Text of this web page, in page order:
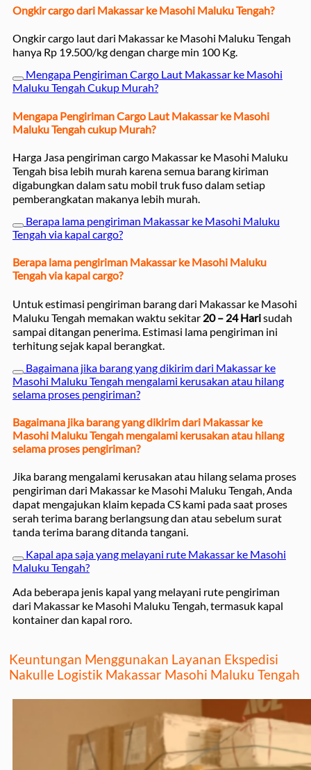
Ongkir cargo dari Makassar ke Masohi Maluku Tengah?
Ongkir cargo laut dari Makassar ke Masohi Maluku Tengah
hanya Rp 19.500/kg dengan charge min 100 Kg.
Mengapa Pengiriman Cargo Laut Makassar ke Masohi
Maluku Tengah Cukup Murah?
Mengapa Pengiriman Cargo Laut Makassar ke Masohi
Maluku Tengah cukup Murah?
Harga Jasa pengiriman cargo Makassar ke Masohi Maluku
Tengah bisa lebih murah karena semua barang kiriman
digabungkan dalam satu mobil truk fuso dalam setiap
pemberangkatan makanya lebih murah.
Berapa lama pengiriman Makassar ke Masohi Maluku
Tengah via kapal cargo?
Berapa lama pengiriman Makassar ke Masohi Maluku
Tengah via kapal cargo?
Untuk estimasi pengiriman barang dari Makassar ke Masohi
Maluku Tengah memakan waktu sekitar 20 – 24 Harisudah
sampai ditangan penerima. Estimasi lama pengiriman ini
terhitung sejak kapal berangkat.
Bagaimana jika barang yang dikirim dari Makassar ke
Masohi Maluku Tengah mengalami kerusakan atau hilang
selama proses pengiriman?
Bagaimana jika barang yang dikirim dari Makassar ke
Masohi Maluku Tengah mengalami kerusakan atau hilang
selama proses pengiriman?
Jika barang mengalami kerusakan atau hilang selama proses
pengiriman dari Makassar ke Masohi Maluku Tengah, Anda
dapat mengajukan klaim kepada CS kami pada saat proses
serah terima barang berlangsung dan atau sebelum surat
tanda terima barang ditanda tangani.
Kapal apa saja yang melayani rute Makassar ke Masohi
Maluku Tengah?
Ada beberapa jenis kapal yang melayani rute pengiriman
dari Makassar ke Masohi Maluku Tengah, termasuk kapal
kontainer dan kapal roro.
Keuntungan Menggunakan Layanan Ekspedisi
Nakulle Logistik Makassar Masohi Maluku Tengah